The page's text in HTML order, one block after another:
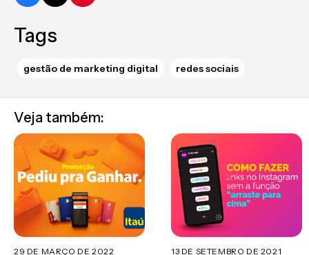
Tags
gestão de marketing digital redes sociais
Veja também:
29 DE MARÇO DE 2022 13 DE SETEMBRO DE 2021